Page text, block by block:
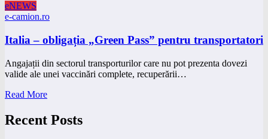
eNEWS
e-camion.ro
Italia – obligația „Green Pass” pentru transportatori
Angajații din sectorul transporturilor care nu pot prezenta dovezi
valide ale unei vaccinări complete, recuperării…
Read More
Recent Posts